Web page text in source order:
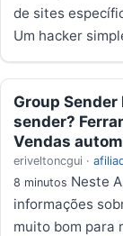
de sites
Um hacker
Group
sender?
Vendas
eriveltoncgui ·
8 minutos Neste
informações
muito bom para